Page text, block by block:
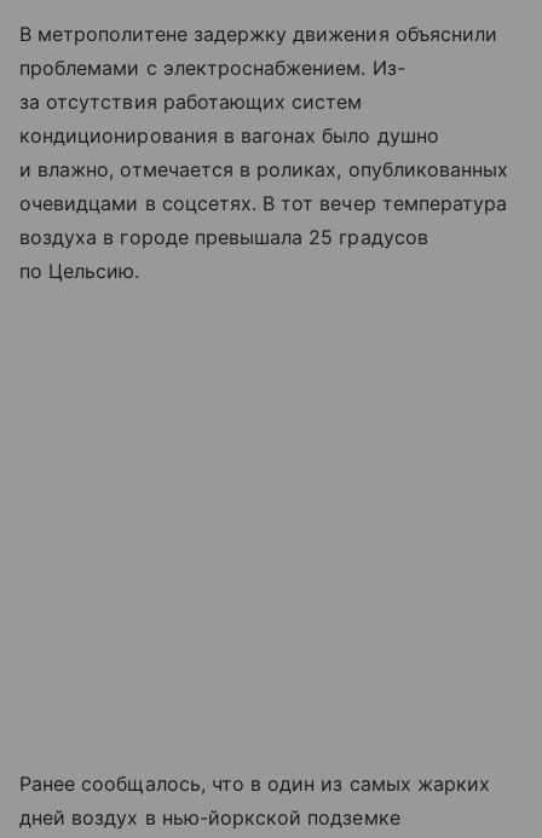
В метрополитене задержку движения объяснили
проблемами с электроснабжением. Из-
за отсутствия работающих систем
кондиционирования в вагонах было душно
и влажно, отмечается в роликах, опубликованных
очевидцами в соцсетях. В тот вечер температура
воздуха в городе превышала 25 градусов
по Цельсию.
Ранее сообщалось, что в один из самых жарких
дней воздух в нью-йоркской подземке